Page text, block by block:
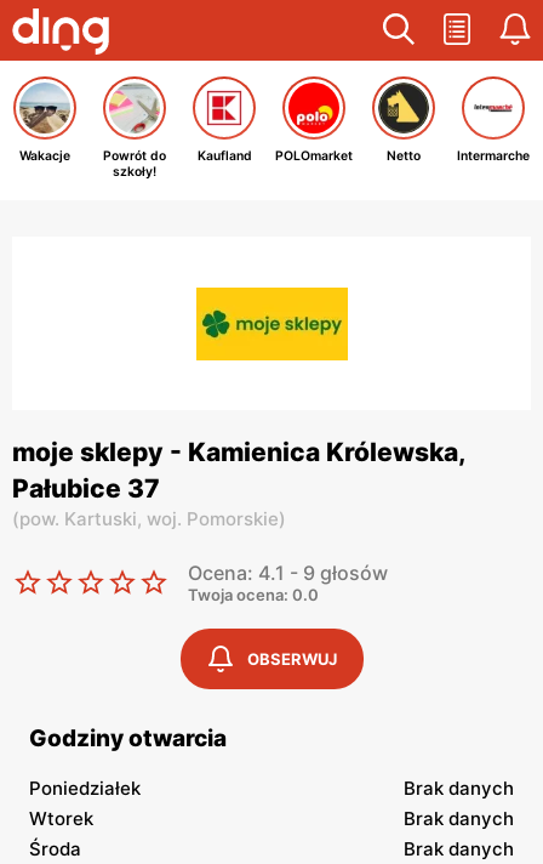
Wakacje
Powrót do
szkoły!
Kaufland POLOmarket Netto Intermarche
moje sklepy - Kamienica Królewska,
Pałubice 37
(pow. Kartuski, woj. Pomorskie)
Ocena: 4.1 - 9 głosów
Twoja ocena: 0.0
OBSERWUJ
Godziny otwarcia
Poniedziałek
Brak danych
Wtorek
Brak danych
Środa
Brak danych